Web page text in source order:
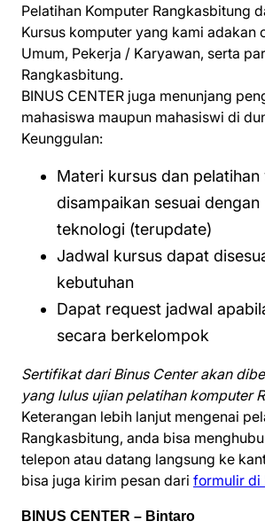
Pelatihan Komputer Rangkasbitung
Kursus komputer yang kami adakan
Umum, Pekerja / Karyawan, serta
Rangkasbitung.
BINUS CENTER juga menunjang
mahasiswa maupun mahasiswi di
Keunggulan:
Materi kursus dan pelatihan
disampaikan sesuai
teknologi (terupdate)
Jadwal kursus dapat
kebutuhan
Dapat request jadwal
secara berkelompok
Sertifikat dari Binus Center akan
yang lulus ujian pelatihan komputer
Keterangan lebih lanjut mengenai
Rangkasbitung, anda bisa
telepon atau datang langsung ke
bisa juga kirim pesan dari formulir di
BINUS CENTER – Bintaro